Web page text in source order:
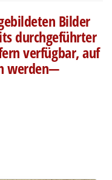
Bilder
durchgeführter
verfügbar, auf
werden—